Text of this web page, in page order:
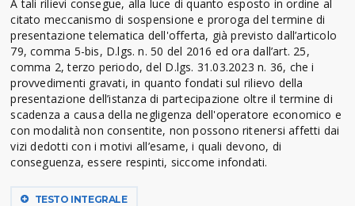
A tali rilievi consegue, alla luce di quanto esposto in ordine al
citato meccanismo di sospensione e proroga del termine di
presentazione telematica dell'offerta, già previsto dall’articolo
79, comma 5-bis, D.lgs. n. 50 del 2016 ed ora dall’art. 25,
comma 2, terzo periodo, del D.lgs. 31.03.2023 n. 36, che i
provvedimenti gravati, in quanto fondati sul rilievo della
presentazione dell’istanza di partecipazione oltre il termine di
scadenza a causa della negligenza dell'operatore economico e
con modalità non consentite, non possono ritenersi affetti dai
vizi dedotti con i motivi all’esame, i quali devono, di
conseguenza, essere respinti, siccome infondati.
TESTO INTEGRALE